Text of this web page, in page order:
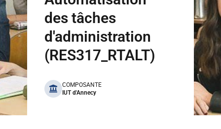
des tâches
d'administration
(RES317_RTALT)
benefits
COMPOSANTE
IUT d'Annecy